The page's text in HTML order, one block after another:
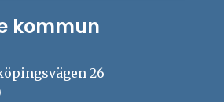
kommun
26